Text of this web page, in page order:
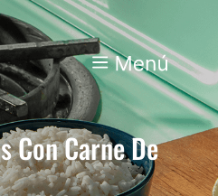
Con Carne De